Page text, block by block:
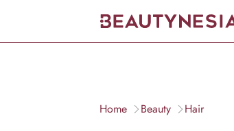
Home Beauty Hair